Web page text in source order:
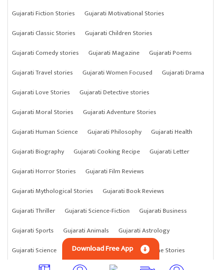
Gujarati Fiction Stories
Gujarati Motivational Stories
Gujarati Classic Stories
Gujarati Children Stories
Gujarati Comedy stories
Gujarati Magazine
Gujarati Poems
Gujarati Travel stories
Gujarati Women Focused
Gujarati Drama
Gujarati Love Stories
Gujarati Detective stories
Gujarati Moral Stories
Gujarati Adventure Stories
Gujarati Human Science
Gujarati Philosophy
Gujarati Health
Gujarati Biography
Gujarati Cooking Recipe
Gujarati Letter
Gujarati Horror Stories
Gujarati Film Reviews
Gujarati Mythological Stories
Gujarati Book Reviews
Gujarati Thriller
Gujarati Science-Fiction
Gujarati Business
Gujarati Sports
Gujarati Animals
Gujarati Astrology
Gujarati Science
Gujarati Anything Gujarati Crime Stories
Download Free App